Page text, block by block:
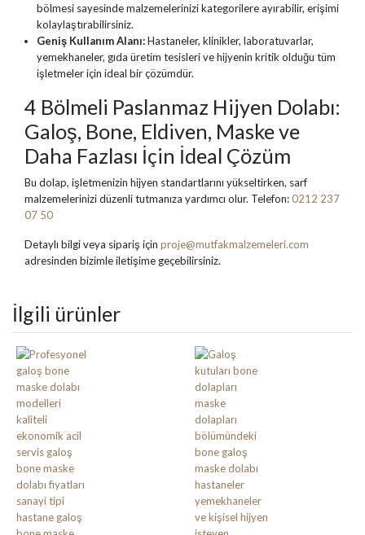
bölmesi sayesinde malzemelerinizi kategorilere ayırabilir, erişimi
kolaylaştırabilirsiniz.
Geniş Kullanım Alanı:Hastaneler, klinikler, laboratuvarlar,
yemekhaneler, gıda üretim tesisleri ve hijyenin kritik olduğu tüm
işletmeler için ideal bir çözümdür.
4 Bölmeli Paslanmaz Hijyen Dolabı:
Galoş, Bone, Eldiven, Maske ve
Daha Fazlası İçin İdeal Çözüm
Bu dolap, işletmenizin hijyen standartlarını yükseltirken, sarf
malzemelerinizi düzenli tutmanıza yardımcı olur. Telefon:0212 237
07 50
Detaylı bilgi veya sipariş için proje@mutfakmalzemeleri.com
adresinden bizimle iletişime geçebilirsiniz.
İlgili ürünler